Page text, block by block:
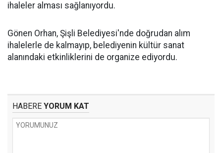
ihaleler alması sağlanıyordu.
Gönen Orhan, Şişli Belediyesi'nde doğrudan alım
ihalelerle de kalmayıp, belediyenin kültür sanat
alanındaki etkinliklerini de organize ediyordu.
HABERE YORUM KAT